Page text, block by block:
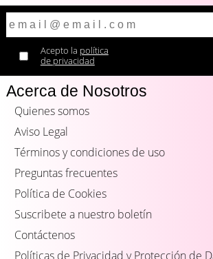
Acepto la política
de privacidad
Acerca de Nosotros
Quienes somos
Aviso Legal
Términos y condiciones de uso
Preguntas frecuentes
Política de Cookies
Suscribete a nuestro boletín
Contáctenos
Políticas de Privacidad y Protección de